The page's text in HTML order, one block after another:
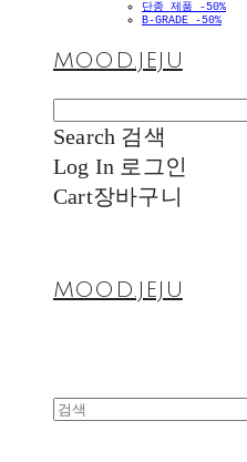
단종 제품 -50%
B-GRADE -50%
MOOD.JEJU
Search 검색
Log In 로그인
Cart장바구니
MOOD.JEJU